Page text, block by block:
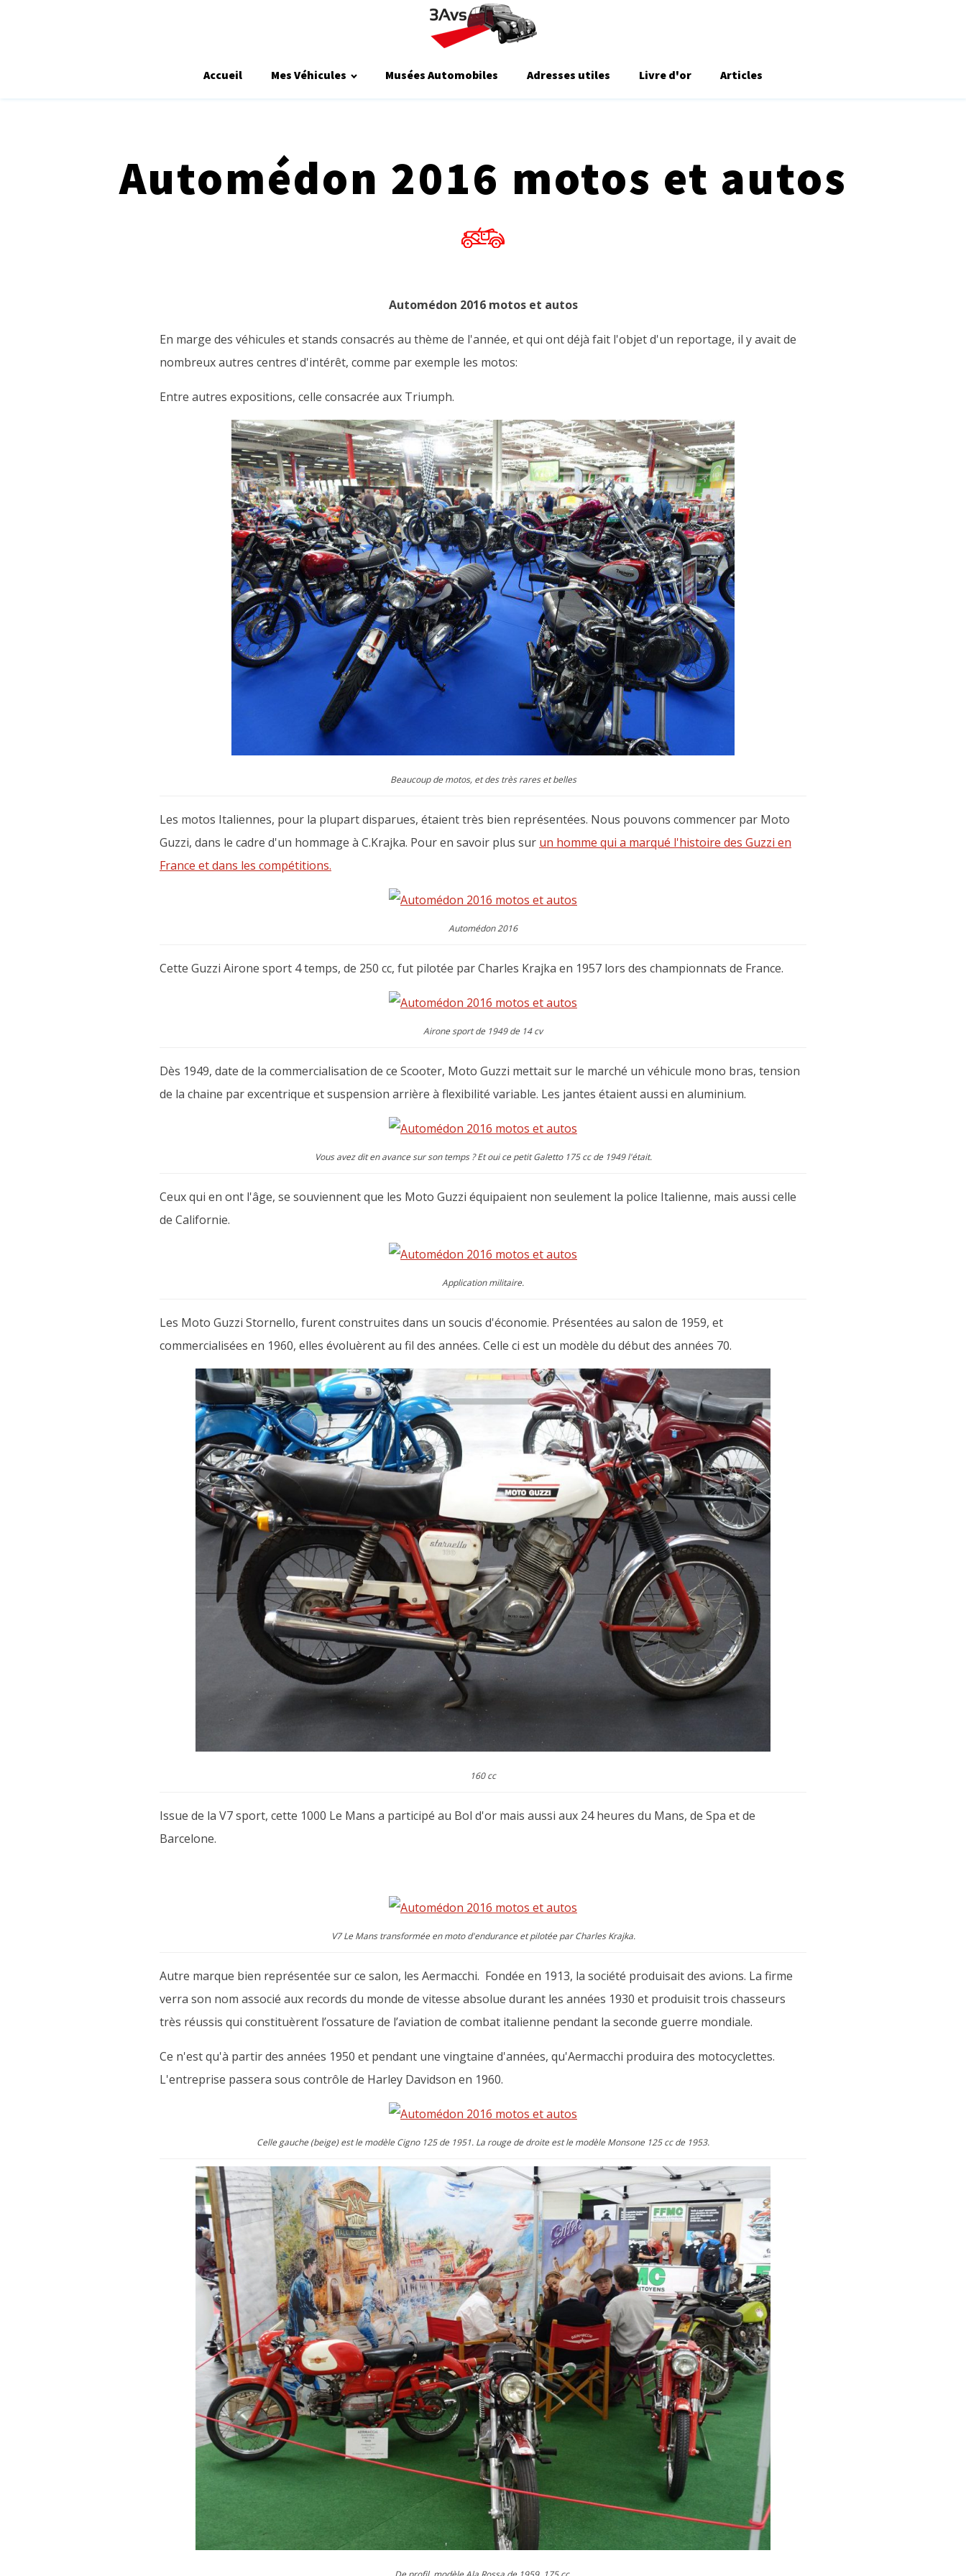
Accueil Mes Véhicules Musées Automobiles Adresses utiles Livre d'or Articles
Automédon 2016 motos et autos
Automédon 2016 motos et autos
En marge des véhicules et stands consacrés au thème de l'année, et qui ont déjà fait l'objet d'un reportage, il y avait de
nombreux autres centres d'intérêt, comme par exemple les motos:
Entre autres expositions, celle consacrée aux Triumph.
Beaucoup de motos, et des très rares et belles
Les motos Italiennes, pour la plupart disparues, étaient très bien représentées. Nous pouvons commencer par Moto
Guzzi, dans le cadre d'un hommage à C.Krajka. Pour en savoir plus sur un homme qui a marqué l'histoire des Guzzi en
France et dans les compétitions.
Automédon 2016
Cette Guzzi Airone sport 4 temps, de 250 cc, fut pilotée par Charles Krajka en 1957 lors des championnats de France.
Airone sport de 1949 de 14 cv
Dès 1949, date de la commercialisation de ce Scooter, Moto Guzzi mettait sur le marché un véhicule mono bras, tension
de la chaine par excentrique et suspension arrière à flexibilité variable. Les jantes étaient aussi en aluminium.
Vous avez dit en avance sur son temps ? Et oui ce petit Galetto 175 cc de 1949 l'était.
Ceux qui en ont l'âge, se souviennent que les Moto Guzzi équipaient non seulement la police Italienne, mais aussi celle
de Californie.
Application militaire.
Les Moto Guzzi Stornello, furent construites dans un soucis d'économie. Présentées au salon de 1959, et
commercialisées en 1960, elles évoluèrent au fil des années. Celle ci est un modèle du début des années 70.
160 cc
Issue de la V7 sport, cette 1000 Le Mans a participé au Bol d'or mais aussi aux 24 heures du Mans, de Spa et de
Barcelone.
V7 Le Mans transformée en moto d'endurance et pilotée par Charles Krajka.
Autre marque bien représentée sur ce salon, les Aermacchi. Fondée en 1913, la société produisait des avions. La firme
verra son nom associé aux records du monde de vitesse absolue durant les années 1930 et produisit trois chasseurs
très réussis qui constituèrent l’ossature de l’aviation de combat italienne pendant la seconde guerre mondiale.
Ce n'est qu'à partir des années 1950 et pendant une vingtaine d'années, qu'Aermacchi produira des motocyclettes.
L'entreprise passera sous contrôle de Harley Davidson en 1960.
Celle gauche (beige) est le modèle Cigno 125 de 1951. La rouge de droite est le modèle Monsone 125 cc de 1953.